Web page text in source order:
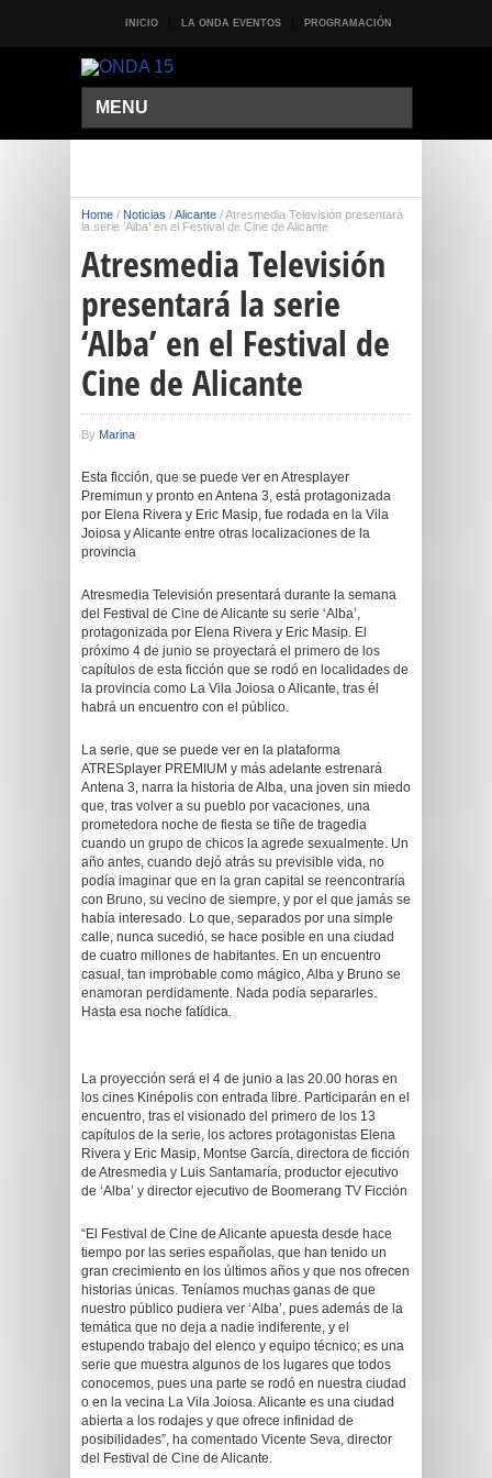
INICIO LA ONDA EVENTOS PROGRAMACIÓN
MENU
Home / Noticias /Alicante /Atresmedia Televisión presentará
la serie ‘Alba’ en el Festival de Cine de Alicante
Atresmedia Televisión
presentará la serie
‘Alba’ en el Festival de
Cine de Alicante
By Marina
Esta ficción, que se puede ver en Atresplayer
Premimun y pronto en Antena 3, está protagonizada
por Elena Rivera y Eric Masip, fue rodada en la Vila
Joiosa y Alicante entre otras localizaciones de la
provincia
Atresmedia Televisión presentará durante la semana
del Festival de Cine de Alicante su serie ‘Alba’,
protagonizada por Elena Rivera y Eric Masip. El
próximo 4 de junio se proyectará el primero de los
capítulos de esta ficción que se rodó en localidades de
la provincia como La Vila Joiosa o Alicante, tras él
habrá un encuentro con el público.
La serie, que se puede ver en la plataforma
ATRESplayer PREMIUM y más adelante estrenará
Antena 3, narra la historia de Alba, una joven sin miedo
que, tras volver a su pueblo por vacaciones, una
prometedora noche de fiesta se tiñe de tragedia
cuando un grupo de chicos la agrede sexualmente. Un
año antes, cuando dejó atrás su previsible vida, no
podía imaginar que en la gran capital se reencontraría
con Bruno, su vecino de siempre, y por el que jamás se
había interesado. Lo que, separados por una simple
calle, nunca sucedió, se hace posible en una ciudad
de cuatro millones de habitantes. En un encuentro
casual, tan improbable como mágico, Alba y Bruno se
enamoran perdidamente. Nada podía separarles.
Hasta esa noche fatídica.
La proyección será el 4 de junio a las 20.00 horas en
los cines Kinépolis con entrada libre. Participarán en el
encuentro, tras el visionado del primero de los 13
capítulos de la serie, los actores protagonistas Elena
Rivera y Eric Masip, Montse García, directora de ficción
de Atresmedia y Luis Santamaría, productor ejecutivo
de ‘Alba’ y director ejecutivo de Boomerang TV Ficción
“El Festival de Cine de Alicante apuesta desde hace
tiempo por las series españolas, que han tenido un
gran crecimiento en los últimos años y que nos ofrecen
historias únicas. Teníamos muchas ganas de que
nuestro público pudiera ver ‘Alba’, pues además de la
temática que no deja a nadie indiferente, y el
estupendo trabajo del elenco y equipo técnico; es una
serie que muestra algunos de los lugares que todos
conocemos, pues una parte se rodó en nuestra ciudad
o en la vecina La Vila Joiosa. Alicante es una ciudad
abierta a los rodajes y que ofrece infinidad de
posibilidades”, ha comentado Vicente Seva, director
del Festival de Cine de Alicante.